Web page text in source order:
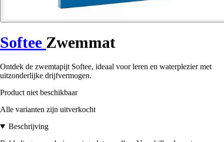
Softee Zwemmat
Ontdek de zwemtapijt Softee, ideaal voor leren en waterplezier met
uitzonderlijke drijfvermogen.
Product niet beschikbaar
Alle varianten zijn uitverkocht
Beschrijving